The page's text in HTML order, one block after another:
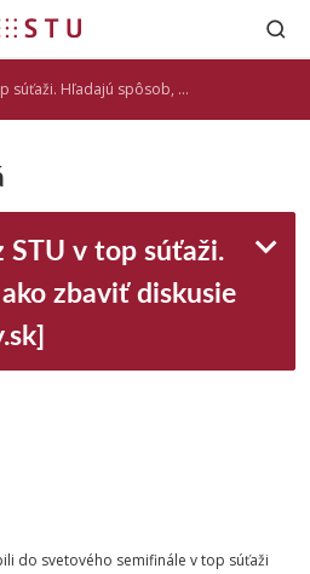
ako zbaviť diskusie trollov [aktuality.sk]
v top súťaži.
zbaviť diskusie
do svetového semifinále v top súťaži